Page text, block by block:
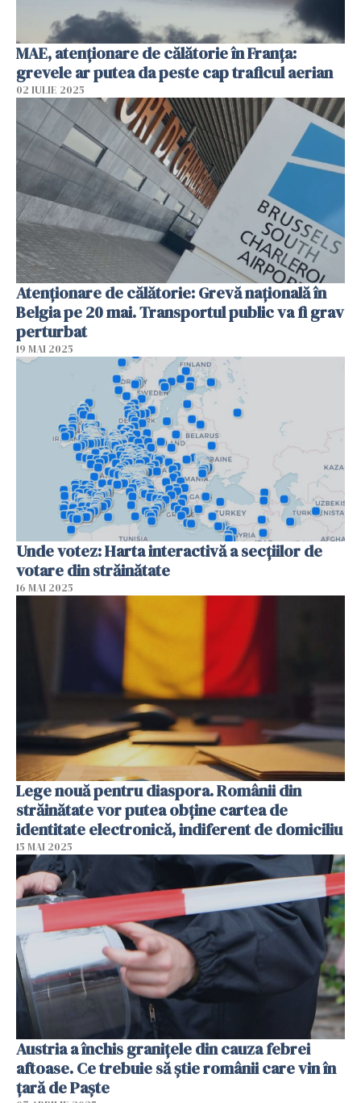
MAE, atenţionare de călătorie în Franţa:
grevele ar putea da peste cap traficul aerian
02 IULIE 2025
Atenționare de călătorie: Grevă națională în
Belgia pe 20 mai. Transportul public va fi grav
perturbat
19 MAI 2025
Unde votez: Harta interactivă a secțiilor de
votare din străinătate
16 MAI 2025
Lege nouă pentru diaspora. Românii din
străinătate vor putea obține cartea de
identitate electronică, indiferent de domiciliu
15 MAI 2025
Austria a închis granițele din cauza febrei
aftoase. Ce trebuie să știe românii care vin în
țară de Paște